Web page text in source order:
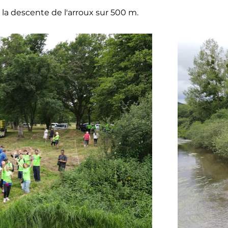
descente de l'arroux sur 500 m.